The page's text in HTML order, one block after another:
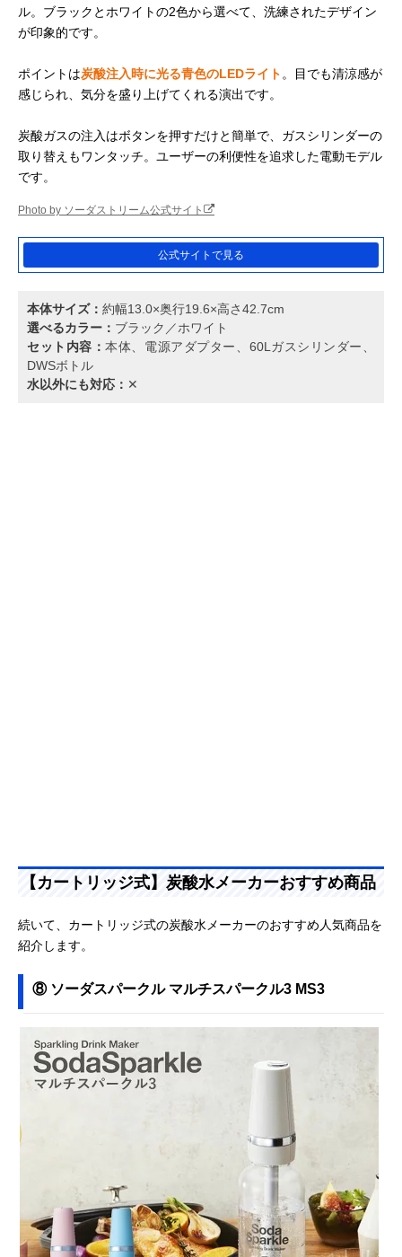
ル。ブラックとホワイトの2色から選べて、洗練されたデザイン
が印象的です。
ポイントは炭酸注入時に光る青色のLEDライト。目でも清涼感が
感じられ、気分を盛り上げてくれる演出です。
炭酸ガスの注入はボタンを押すだけと簡単で、ガスシリンダーの
取り替えもワンタッチ。ユーザーの利便性を追求した電動モデル
です。
Photo by ソーダストリーム公式サイト
公式サイトで見る
本体サイズ： 約幅13.0×奥行19.6×高さ42.7cm
選べるカラー： ブラック／ホワイト
セット内容：本体、電源アダプター、60Lガスシリンダー、
DWSボトル
水以外にも対応： ✕
【カートリッジ式】炭酸水メーカーおすすめ商品
続いて、カートリッジ式の炭酸水メーカーのおすすめ人気商品を
紹介します。
⑧ ソーダスパークル マルチスパークル3 MS3